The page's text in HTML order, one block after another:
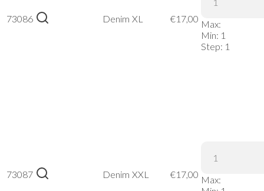
73086 Denim XL €17,00 Max:
Min: 1
Step: 1
73087 Denim XXL €17,00 Max: